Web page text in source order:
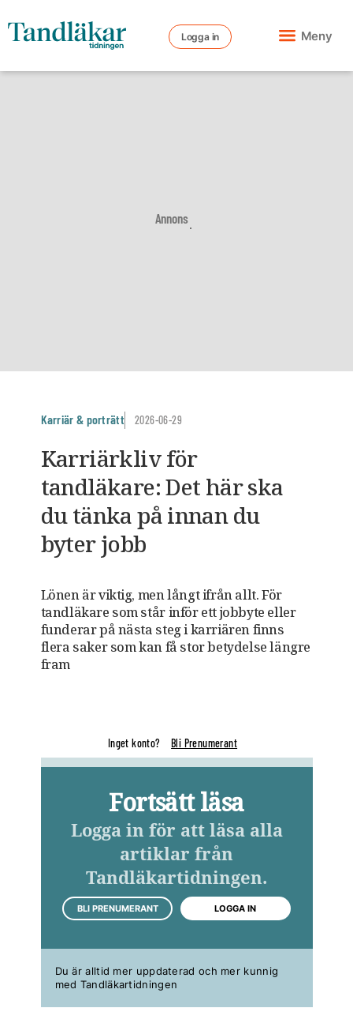
Logga in Meny
Annons
Karriär & porträtt 2026-06-29
Karriärkliv för
tandläkare: Det här ska
du tänka på innan du
byter jobb
Lönen är viktig, men långt ifrån allt. För
tandläkare som står inför ett jobbyte eller
funderar på nästa steg i karriären finns
flera saker som kan få stor betydelse längre
fram
Inget konto? Bli Prenumerant
Fortsätt läsa
Logga in för att läsa alla
artiklar från
Tandläkartidningen.
BLI PRENUMERANT LOGGA IN
Du är alltid mer uppdaterad och mer kunnig
med Tandläkartidningen